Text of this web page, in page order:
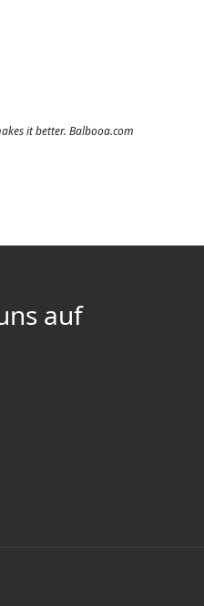
it better. Balbooa.com
auf